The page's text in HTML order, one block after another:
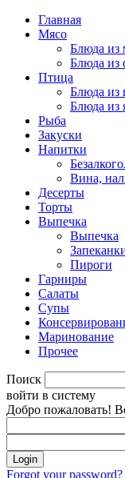
Главная
Мясо
Блюда из
Блюда из
Птица
Блюда из
Блюда из
Рыба
Закуски
Напитки
Вина,
Десерты
Торты
Выпечка
Выпечка
Пироги
Гарниры
Салаты
Супы
Маринование
Прочее
Поиск
войти в систему
Добро пожаловать!
Forgot your